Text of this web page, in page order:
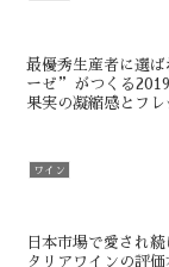
最優秀生産者に選
ーゼ”がつくる2019
果実の凝縮感とフ
ワイン
日本市場で愛され
タリアワインの評